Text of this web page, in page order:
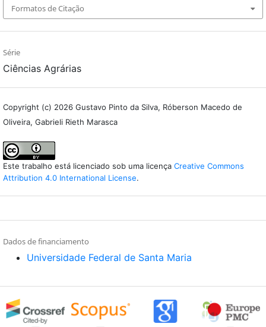
Formatos de Citação
Série
Ciências Agrárias
Copyright (c) 2026 Gustavo Pinto da Silva, Róberson Macedo de
Oliveira, Gabrieli Rieth Marasca
Este trabalho está licenciado sob uma licença Creative Commons
Attribution 4.0 International License.
Dados de financiamento
Universidade Federal de Santa Maria